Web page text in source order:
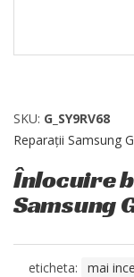
SKU: G_SY9RV68
Reparații Samsung
Înlocuire
Samsung
eticheta: mai